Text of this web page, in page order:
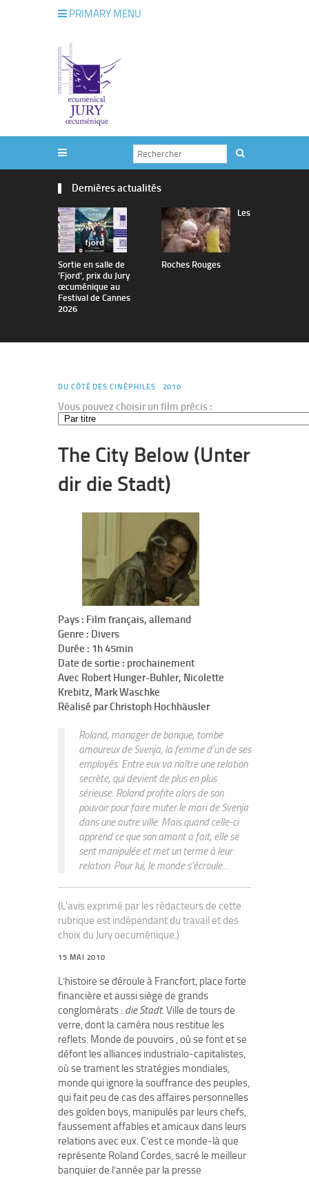
PRIMARY MENU
Dernières actualités
Sortie en salle de
’Fjord’, prix du Jury
œcuménique au
Festival de Cannes
2026
Les
Roches Rouges
DU CÔTÉ DES CINÉPHILES 2010
Vous pouvez choisir un film précis :
The City Below (Unter
dir die Stadt)
Pays : Film français, allemand
Genre : Divers
Durée : 1h 45min
Date de sortie : prochainement
Avec Robert Hunger-Buhler, Nicolette
Krebitz, Mark Waschke
Réalisé par Christoph Hochhäusler
Roland, manager de banque, tombe
amoureux de Svenja, la femme d’un de ses
employés. Entre eux va naître une relation
secrète, qui devient de plus en plus
sérieuse. Roland profite alors de son
pouvoir pour faire muter le mari de Svenja
dans une autre ville. Mais quand celle-ci
apprend ce que son amant a fait, elle se
sent manipulée et met un terme à leur
relation. Pour lui, le monde s’écroule…
(L'avis exprimé par les rédacteurs de cette
rubrique est indépendant du travail et des
choix du Jury oecuménique.)
15 MAI 2010
L’histoire se déroule à Francfort, place forte
financière et aussi siège de grands
conglomérats : die Stadt. Ville de tours de
verre, dont la caméra nous restitue les
reflets. Monde de pouvoirs , où se font et se
défont les alliances industrialo-capitalistes,
où se trament les stratégies mondiales,
monde qui ignore la souffrance des peuples,
qui fait peu de cas des affaires personnelles
des golden boys, manipulés par leurs chefs,
faussement affables et amicaux dans leurs
relations avec eux. C’est ce monde-là que
représente Roland Cordes, sacré le meilleur
banquier de l’année par la presse